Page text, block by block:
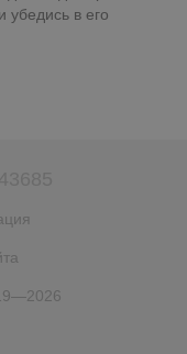
убедись в его